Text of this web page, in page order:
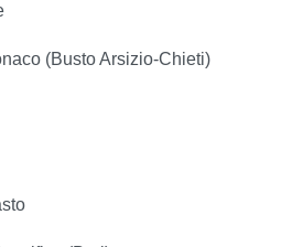
(Busto Arsizio-Chieti)